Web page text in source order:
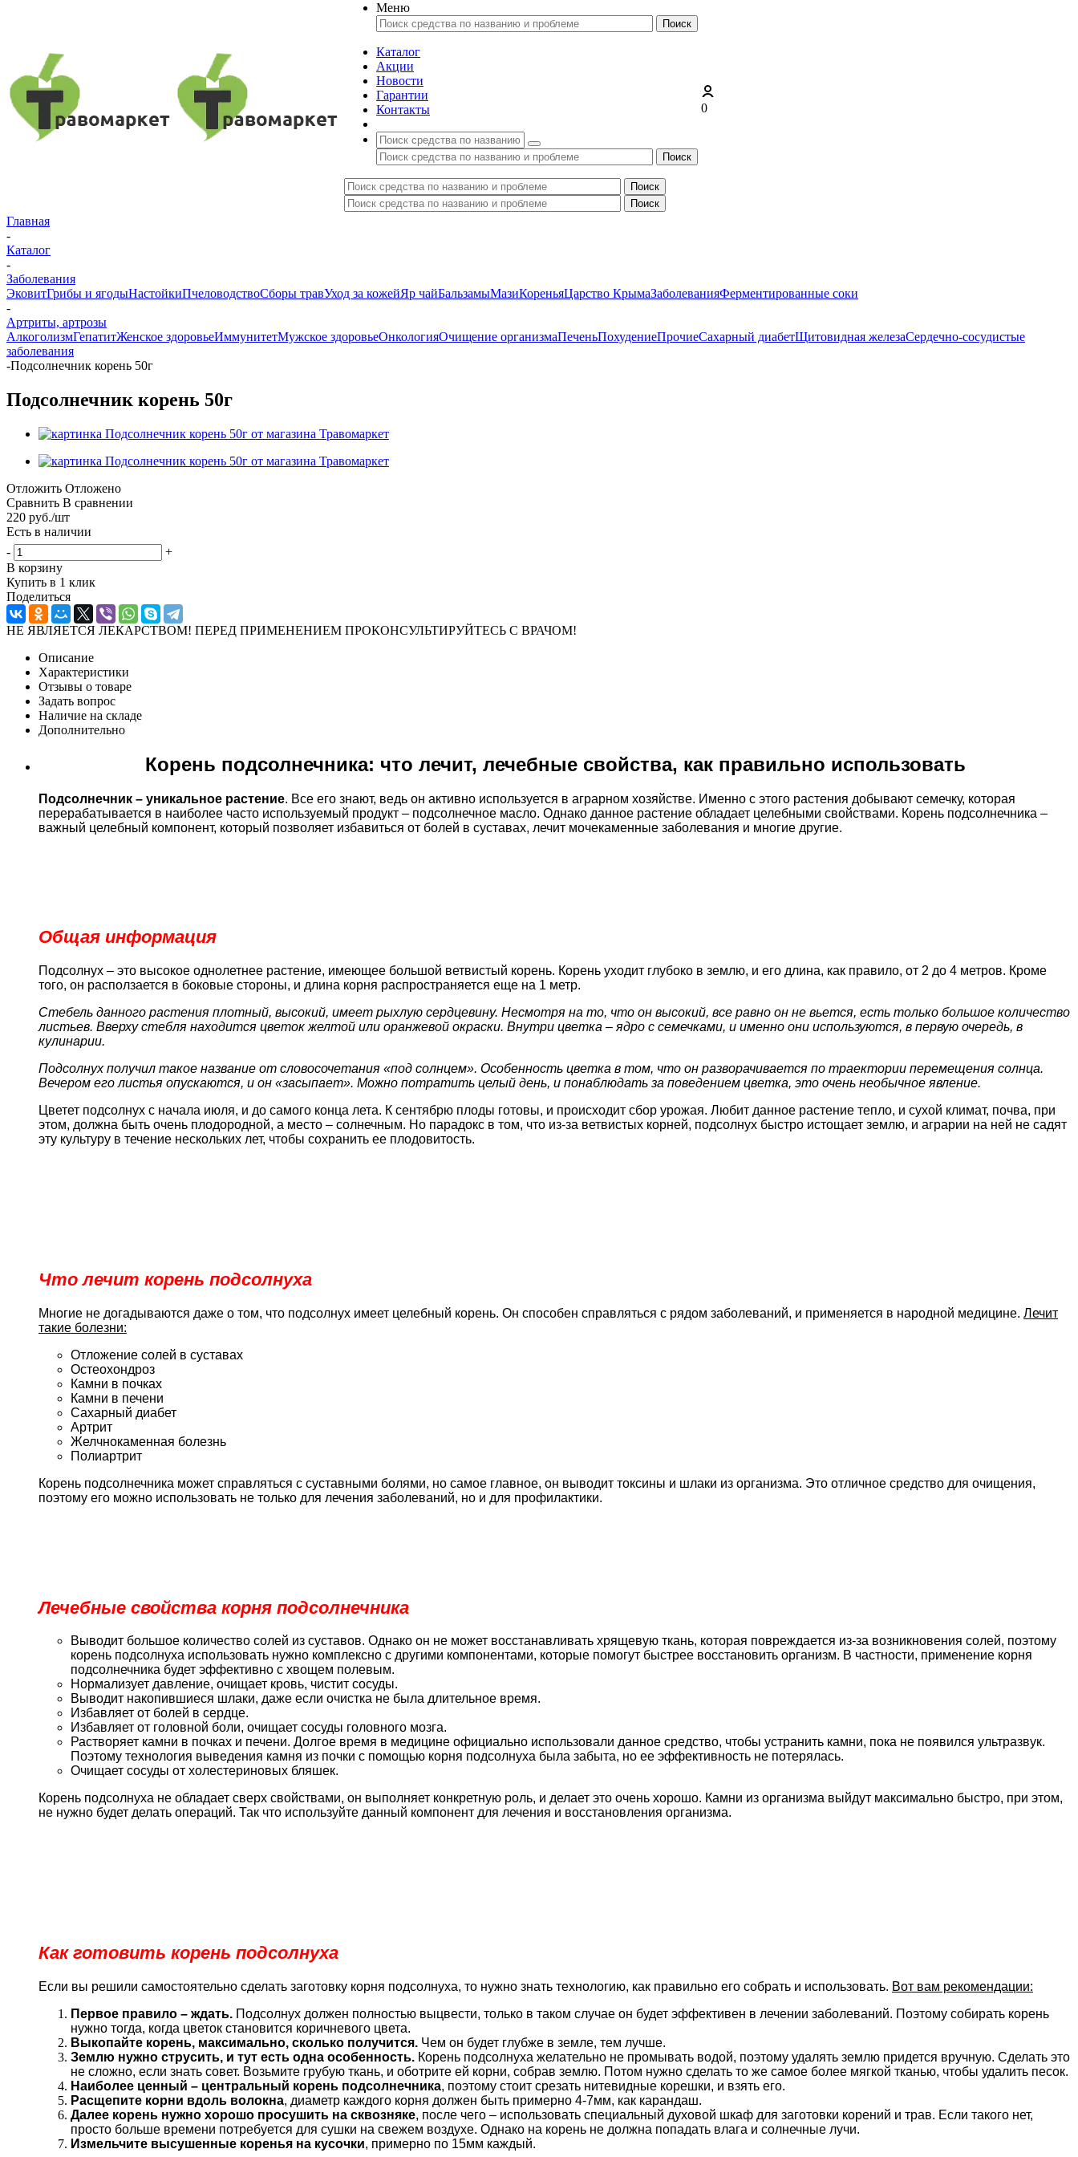
Меню
Каталог
Акции
Новости
Гарантии
Контакты
0
Главная
-
Каталог
-
Заболевания
ЭковитГрибы и ягодыНастойкиПчеловодствоСборы травУход за кожейЯр чайБальзамыМазиКореньяЦарство КрымаЗаболеванияФерментированные соки
-
Артриты, артрозы
АлкоголизмГепатитЖенское здоровьеИммунитетМужское здоровьеОнкологияОчищение организмаПеченьПохудениеПрочиеСахарный диабетЩитовидная железаСердечно-сосудистые
заболевания
-Подсолнечник корень 50г
Подсолнечник корень 50г
Отложить Отложено
Сравнить В сравнении
220 руб./шт
Есть в наличии
-
+
В корзину
Купить в 1 клик
Поделиться
НЕ ЯВЛЯЕТСЯ ЛЕКАРСТВОМ! ПЕРЕД ПРИМЕНЕНИЕМ ПРОКОНСУЛЬТИРУЙТЕСЬ С ВРАЧОМ!
Описание
Характеристики
Отзывы о товаре
Задать вопрос
Наличие на складе
Дополнительно
Корень подсолнечника: что лечит, лечебные свойства, как правильно использовать
Подсолнечник – уникальное растение. Все его знают, ведь он активно используется в аграрном хозяйстве. Именно с этого растения добывают семечку, которая
перерабатывается в наиболее часто используемый продукт – подсолнечное масло. Однако данное растение обладает целебными свойствами. Корень подсолнечника –
важный целебный компонент, который позволяет избавиться от болей в суставах, лечит мочекаменные заболевания и многие другие.
Общая информация
Подсолнух – это высокое однолетнее растение, имеющее большой ветвистый корень. Корень уходит глубоко в землю, и его длина, как правило, от 2 до 4 метров. Кроме
того, он расползается в боковые стороны, и длина корня распространяется еще на 1 метр.
Стебель данного растения плотный, высокий, имеет рыхлую сердцевину. Несмотря на то, что он высокий, все равно он не вьется, есть только большое количество
листьев. Вверху стебля находится цветок желтой или оранжевой окраски. Внутри цветка – ядро с семечками, и именно они используются, в первую очередь, в
кулинарии.
Подсолнух получил такое название от словосочетания «под солнцем». Особенность цветка в том, что он разворачивается по траектории перемещения солнца.
Вечером его листья опускаются, и он «засыпает». Можно потратить целый день, и понаблюдать за поведением цветка, это очень необычное явление.
Цветет подсолнух с начала июля, и до самого конца лета. К сентябрю плоды готовы, и происходит сбор урожая. Любит данное растение тепло, и сухой климат, почва, при
этом, должна быть очень плодородной, а место – солнечным. Но парадокс в том, что из-за ветвистых корней, подсолнух быстро истощает землю, и аграрии на ней не садят
эту культуру в течение нескольких лет, чтобы сохранить ее плодовитость.
Что лечит корень подсолнуха
Многие не догадываются даже о том, что подсолнух имеет целебный корень. Он способен справляться с рядом заболеваний, и применяется в народной медицине. Лечит
такие болезни:
Отложение солей в суставах
Остеохондроз
Камни в почках
Камни в печени
Сахарный диабет
Артрит
Желчнокаменная болезнь
Полиартрит
Корень подсолнечника может справляться с суставными болями, но самое главное, он выводит токсины и шлаки из организма. Это отличное средство для очищения,
поэтому его можно использовать не только для лечения заболеваний, но и для профилактики.
Лечебные свойства корня подсолнечника
Выводит большое количество солей из суставов. Однако он не может восстанавливать хрящевую ткань, которая повреждается из-за возникновения солей, поэтому
корень подсолнуха использовать нужно комплексно с другими компонентами, которые помогут быстрее восстановить организм. В частности, применение корня
подсолнечника будет эффективно с хвощем полевым.
Нормализует давление, очищает кровь, чистит сосуды.
Выводит накопившиеся шлаки, даже если очистка не была длительное время.
Избавляет от болей в сердце.
Избавляет от головной боли, очищает сосуды головного мозга.
Растворяет камни в почках и печени. Долгое время в медицине официально использовали данное средство, чтобы устранить камни, пока не появился ультразвук.
Поэтому технология выведения камня из почки с помощью корня подсолнуха была забыта, но ее эффективность не потерялась.
Очищает сосуды от холестериновых бляшек.
Корень подсолнуха не обладает сверх свойствами, он выполняет конкретную роль, и делает это очень хорошо. Камни из организма выйдут максимально быстро, при этом,
не нужно будет делать операций. Так что используйте данный компонент для лечения и восстановления организма.
Как готовить корень подсолнуха
Если вы решили самостоятельно сделать заготовку корня подсолнуха, то нужно знать технологию, как правильно его собрать и использовать. Вот вам рекомендации:
Первое правило – ждать. Подсолнух должен полностью выцвести, только в таком случае он будет эффективен в лечении заболеваний. Поэтому собирать корень
нужно тогда, когда цветок становится коричневого цвета.
Выкопайте корень, максимально, сколько получится. Чем он будет глубже в земле, тем лучше.
Землю нужно струсить, и тут есть одна особенность. Корень подсолнуха желательно не промывать водой, поэтому удалять землю придется вручную. Сделать это
не сложно, если знать совет. Возьмите грубую ткань, и оботрите ей корни, собрав землю. Потом нужно сделать то же самое более мягкой тканью, чтобы удалить песок.
Наиболее ценный – центральный корень подсолнечника, поэтому стоит срезать нитевидные корешки, и взять его.
Расщепите корни вдоль волокна, диаметр каждого корня должен быть примерно 4-7мм, как карандаш.
Далее корень нужно хорошо просушить на сквозняке, после чего – использовать специальный духовой шкаф для заготовки корений и трав. Если такого нет,
просто больше времени потребуется для сушки на свежем воздухе. Однако на корень не должна попадать влага и солнечные лучи.
Измельчите высушенные коренья на кусочки, примерно по 15мм каждый.